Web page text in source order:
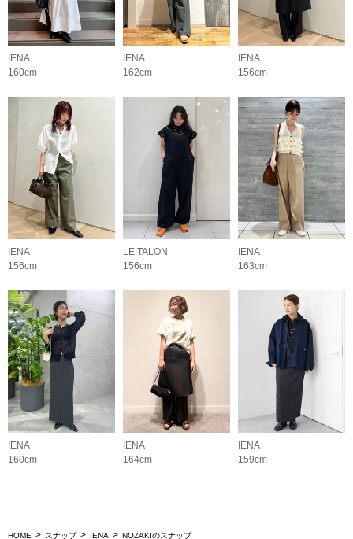
IENA
160cm
IENA
162cm
IENA
156cm
IENA
156cm
LE TALON
156cm
IENA
163cm
IENA
160cm
IENA
164cm
IENA
159cm
HOME スナップ IENA NOZAKIのスナップ